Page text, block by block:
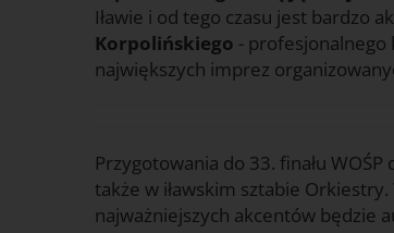
Iławie i od tego czasu jest bardzo
Korpolińskiego - profesjonalnego
największych imprez
Przygotowania do 33. finału
także w iławskim sztabie
najważniejszych akcentów będzie